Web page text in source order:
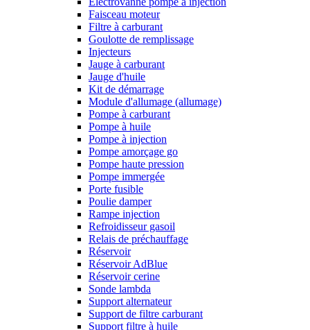
Faisceau moteur
Filtre à carburant
Goulotte de remplissage
Injecteurs
Jauge à carburant
Jauge d'huile
Kit de démarrage
Module d'allumage (allumage)
Pompe à carburant
Pompe à huile
Pompe à injection
Pompe amorçage go
Pompe haute pression
Pompe immergée
Porte fusible
Poulie damper
Rampe injection
Refroidisseur gasoil
Relais de préchauffage
Réservoir
Réservoir AdBlue
Réservoir cerine
Sonde lambda
Support alternateur
Support de filtre carburant
Support filtre à huile